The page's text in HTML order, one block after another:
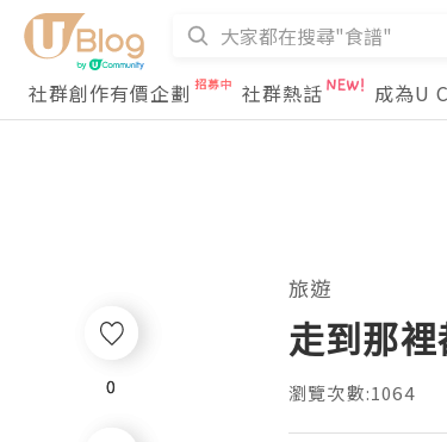
社群創作有價企劃
社群熱話 成為U
0
旅遊
走到那
瀏覽次數:1064
0